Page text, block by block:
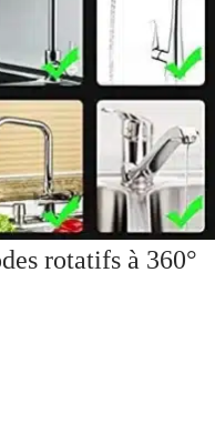
rotatifs à 360°